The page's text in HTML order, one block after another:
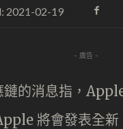
2021-02-19
- 廣告 -
的消息指，
將會發表全